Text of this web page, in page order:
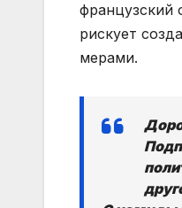
французский
рискует
мерами.